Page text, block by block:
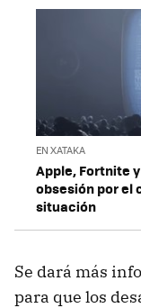
EN XATAKA
Apple, Fortnite
obsesión por el
situación
Se dará más
para que los